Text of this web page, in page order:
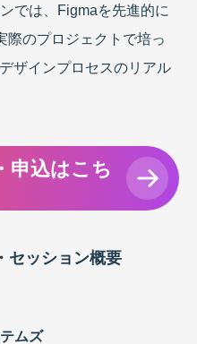
では、Figmaを先進的に
際のプロジェクトで培っ
ザインプロセスのリアル
申込はこち
セッション概要
ムズ